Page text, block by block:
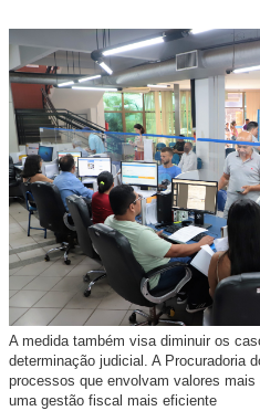
A medida também visa diminuir os
determinação judicial. A Procuradoria
processos que envolvam valores
uma gestão fiscal mais eficiente